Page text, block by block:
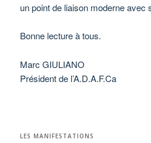
un point de liaison moderne avec
Bonne lecture à tous.
Marc GIULIANO
Président de l’A.D.A.F.Ca
LES MANIFESTATIONS